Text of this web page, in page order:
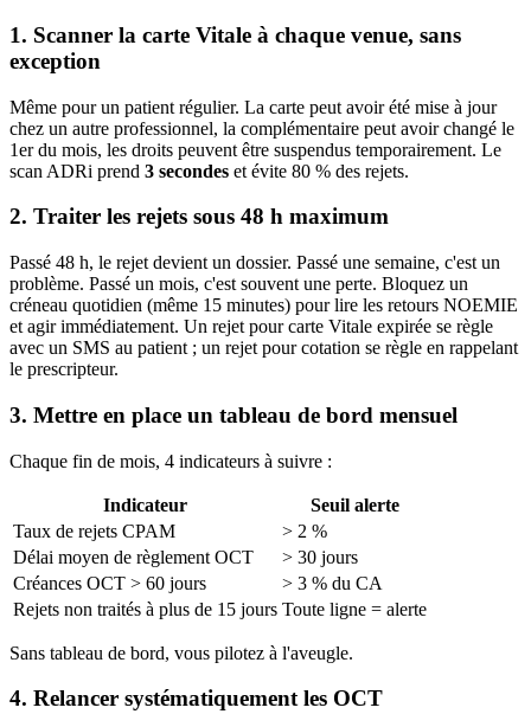
1. Scanner la carte Vitale à chaque venue, sans
exception
Même pour un patient régulier. La carte peut avoir été mise à jour
chez un autre professionnel, la complémentaire peut avoir changé le
1er du mois, les droits peuvent être suspendus temporairement. Le
scan ADRi prend 3 secondes et évite 80 % des rejets.
2. Traiter les rejets sous 48 h maximum
Passé 48 h, le rejet devient un dossier. Passé une semaine, c'est un
problème. Passé un mois, c'est souvent une perte. Bloquez un
créneau quotidien (même 15 minutes) pour lire les retours NOEMIE
et agir immédiatement. Un rejet pour carte Vitale expirée se règle
avec un SMS au patient ; un rejet pour cotation se règle en rappelant
le prescripteur.
3. Mettre en place un tableau de bord mensuel
Chaque fin de mois, 4 indicateurs à suivre :
Indicateur
Seuil alerte
Taux de rejets CPAM
> 2 %
Délai moyen de règlement OCT
> 30 jours
Créances OCT > 60 jours
> 3 % du CA
Rejets non traités à plus de 15 jours Toute ligne = alerte
Sans tableau de bord, vous pilotez à l'aveugle.
4. Relancer systématiquement les OCT